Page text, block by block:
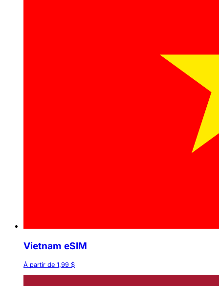
Vietnam eSIM
À partir de 1,99 $